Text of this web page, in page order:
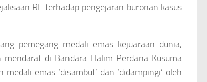
RI terhadap pengejaran buronan kasus
pemegang medali emas kejuaraan dunia,
di Bandara Halim Perdana Kusuma
emas ‘disambut’ dan ‘didampingi’ oleh